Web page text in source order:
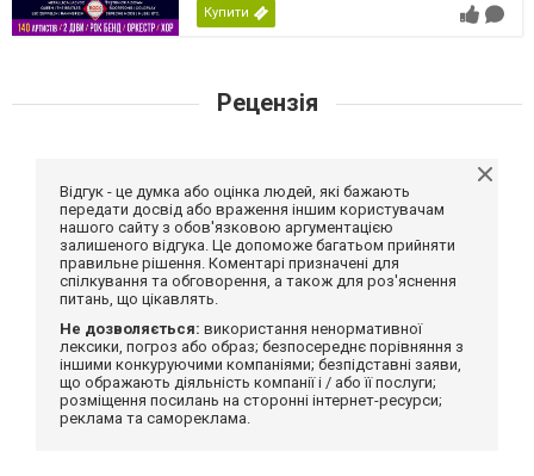
Купити
Рецензія
Відгук - це думка або оцінка людей, які бажають
передати досвід або враження іншим користувачам
нашого сайту з обов'язковою аргументацією
залишеного відгука. Це допоможе багатьом прийняти
правильне рішення. Коментарі призначені для
спілкування та обговорення, а також для роз'яснення
питань, що цікавлять.
Не дозволяється: використання ненормативної
лексики, погроз або образ; безпосереднє порівняння з
іншими конкуруючими компаніями; безпідставні заяви,
що ображають діяльність компанії і / або її послуги;
розміщення посилань на сторонні інтернет-ресурси;
реклама та самореклама.